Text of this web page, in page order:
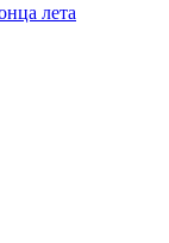
лета